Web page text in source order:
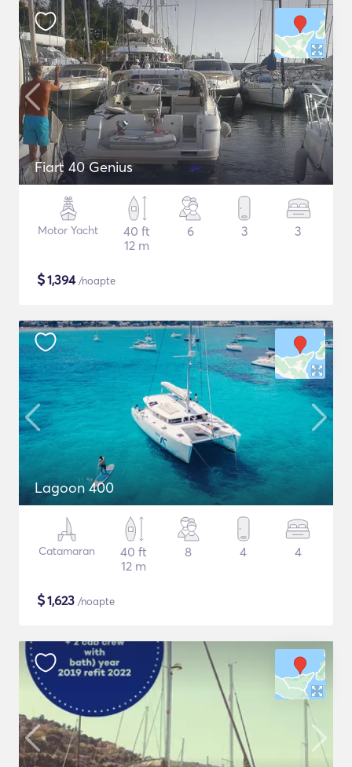
Fiart 40 Genius
Motor Yacht
40 ft
12 m
6 3 3
$1,394/noapte
Lagoon 400
Catamaran
40 ft
12 m
8 4 4
$1,623 /noapte